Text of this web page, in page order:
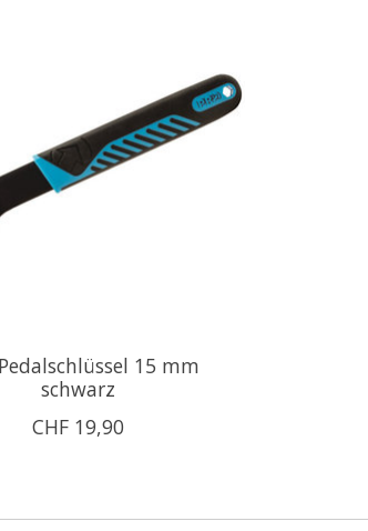
15 mm
schwarz
CHF 19,90